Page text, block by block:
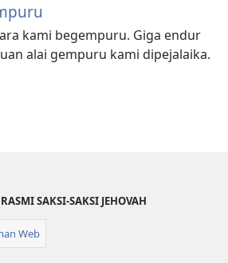
kami begempuru. Giga endur
alai gempuru kami dipejalaika.
SAKSI-SAKSI JEHOVAH
Web